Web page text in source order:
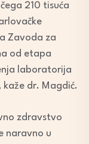
210 tisuća
Zavoda za
od etapa
laboratorija
dr. Magdić.
zdravstvo
naravno u